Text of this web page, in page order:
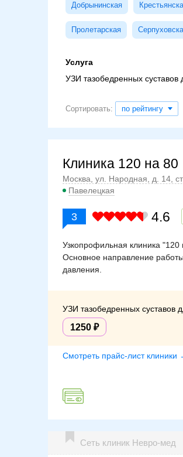
Добрынинская
Пролетарская
Услуга
УЗИ тазобедренных суставов
Сортировать: по рейтингу
Клиника 120 на 80
Москва, ул. Народная, д. 14,
Павелецкая
3 4.6
Узкопрофильная клиника "120
Основное направление
давления.
УЗИ тазобедренных суставов
1250
Смотреть прайс-лист клиники
Сеть клиник Невро-мед